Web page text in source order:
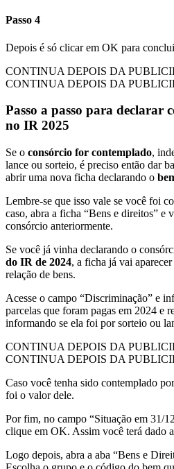
Passo 4
Depois é só clicar em OK para
CONTINUA DEPOIS DA
CONTINUA DEPOIS DA
Passo a passo para declarar
no IR 2025
Se o consórcio for contemplado,
lance ou sorteio, é preciso então dar
abrir uma nova ficha declarando o
Lembre-se que isso vale se você foi
caso, abra a ficha “Bens e direitos” e
consórcio anteriormente.
Se você já vinha declarando o
do IR de 2024, a ficha já vai
relação de bens.
Acesse o campo “Discriminação” e
parcelas que foram pagas em 2024 e
informando se ela foi por sorteio ou
CONTINUA DEPOIS DA
CONTINUA DEPOIS DA
Caso você tenha sido contemplado
foi o valor dele.
Por fim, no campo “Situação em 31/
clique em OK. Assim você terá dado
Logo depois, abra a aba “Bens e